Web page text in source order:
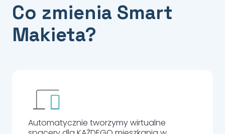
Co zmienia Smart
Makieta?
Automatycznie tworzymy wirtualne